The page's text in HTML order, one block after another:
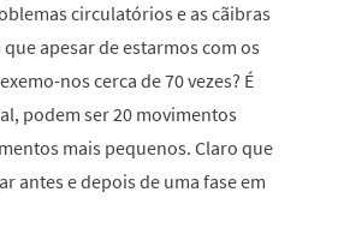
circulatórios e as cãibras
apesar de estarmos com os
nos cerca de 70 vezes? É
podem ser 20 movimentos
mais pequenos. Claro que
antes e depois de uma fase em